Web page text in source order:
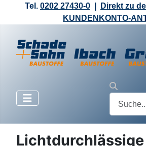
Tel. 0202 27430-0 Direkt zu
KUNDENKONTO-
Lichtdurchlässige